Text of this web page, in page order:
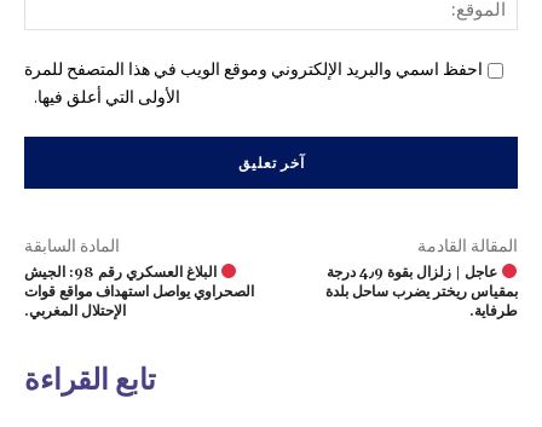
احفظ اسمي والبريد الإلكتروني وموقع الويب في هذا المتصفح للمرة
الأولى التي أعلق فيها.
المادة السابقة
البلاغ العسكري رقم 98: الجيش
الصحراوي يواصل استهداف مواقع قوات
الإحتلال المغربي.
المقالة القادمة
عاجل | زلزال بقوة 4٫9 درجة
بمقياس ريختر يضرب ساحل بلدة
طرفاية.
تابع القراءة